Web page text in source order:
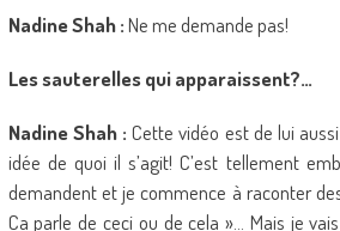
Nadine Shah :Ne me demande pas!
Les sauterelles qui apparaissent?…
Nadine Shah : Cette vidéo est de lui
idée de quoi il s’agit! C’est tellement
demandent et je commence à raconter
Ca parle de ceci ou de cela »… Mais je